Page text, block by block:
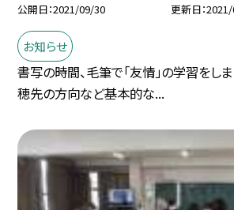
公開日 2021/09/30 更新日
お知らせ
書写の時間、毛筆で「友情」の学習をしま
穂先の方向など基本的な...